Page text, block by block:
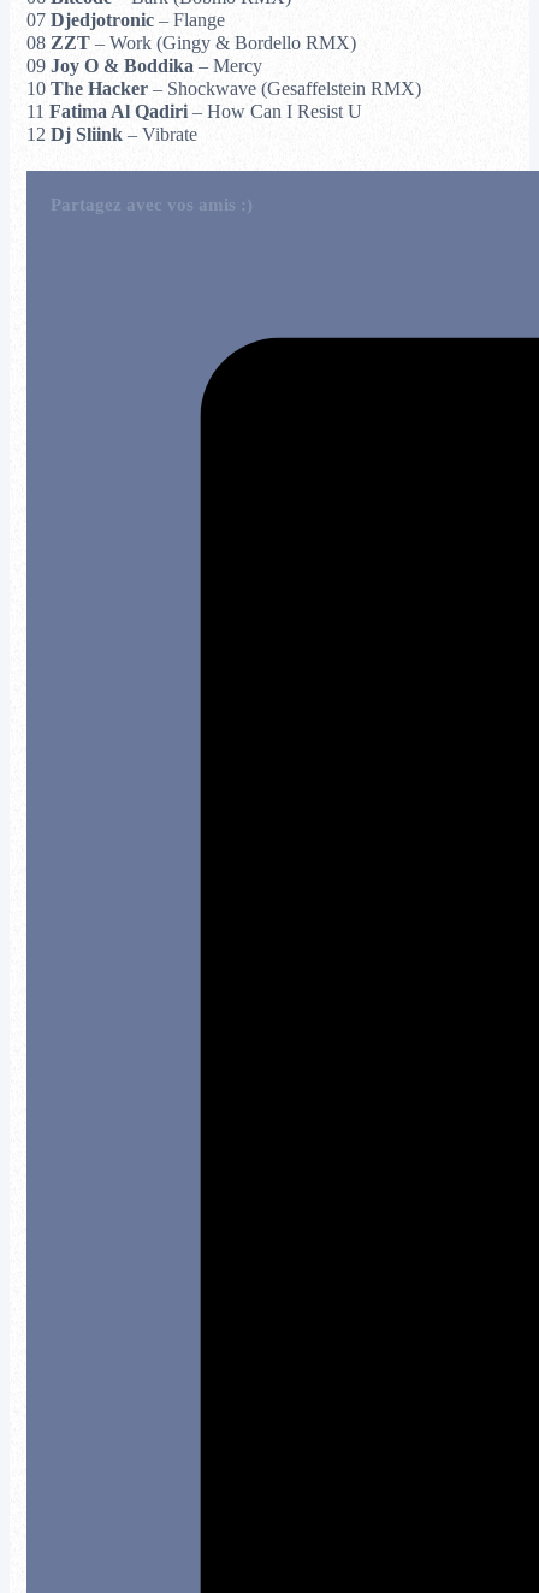
07 Djedjotronic– Flange
08 ZZT– Work (Gingy & Bordello RMX)
09 Joy O & Boddika– Mercy
10 The Hacker– Shockwave (Gesaffelstein RMX)
11 Fatima Al Qadiri– How Can I Resist U
12 Dj Sliink– Vibrate
Partagez avec vos amis :)